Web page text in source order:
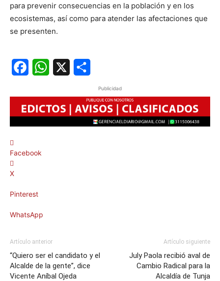
para prevenir consecuencias en la población y en los
ecosistemas, así como para atender las afectaciones que
se presenten.
Publicidad
Facebook
X
Pinterest
WhatsApp
Artículo anterior
“Quiero ser el candidato y el
Alcalde de la gente”, dice
Vicente Aníbal Ojeda
Artículo siguiente
July Paola recibió aval de
Cambio Radical para la
Alcaldía de Tunja